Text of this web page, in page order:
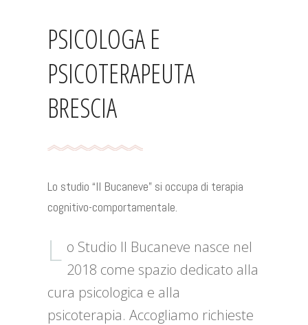
PSICOLOGA E
PSICOTERAPEUTA
BRESCIA
Lo studio “Il Bucaneve” si occupa di terapia
cognitivo-comportamentale.
L o Studio Il Bucaneve nasce nel
2018 come spazio dedicato alla
cura psicologica e alla
psicoterapia. Accogliamo richieste